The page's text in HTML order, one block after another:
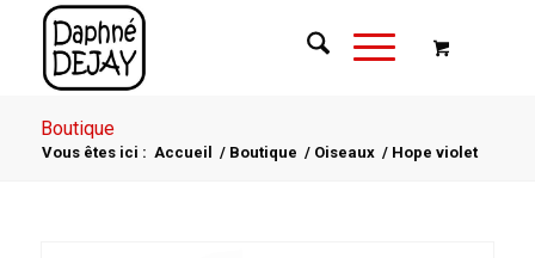
Boutique
Vous êtes ici : Accueil / Boutique / Oiseaux / Hope violet